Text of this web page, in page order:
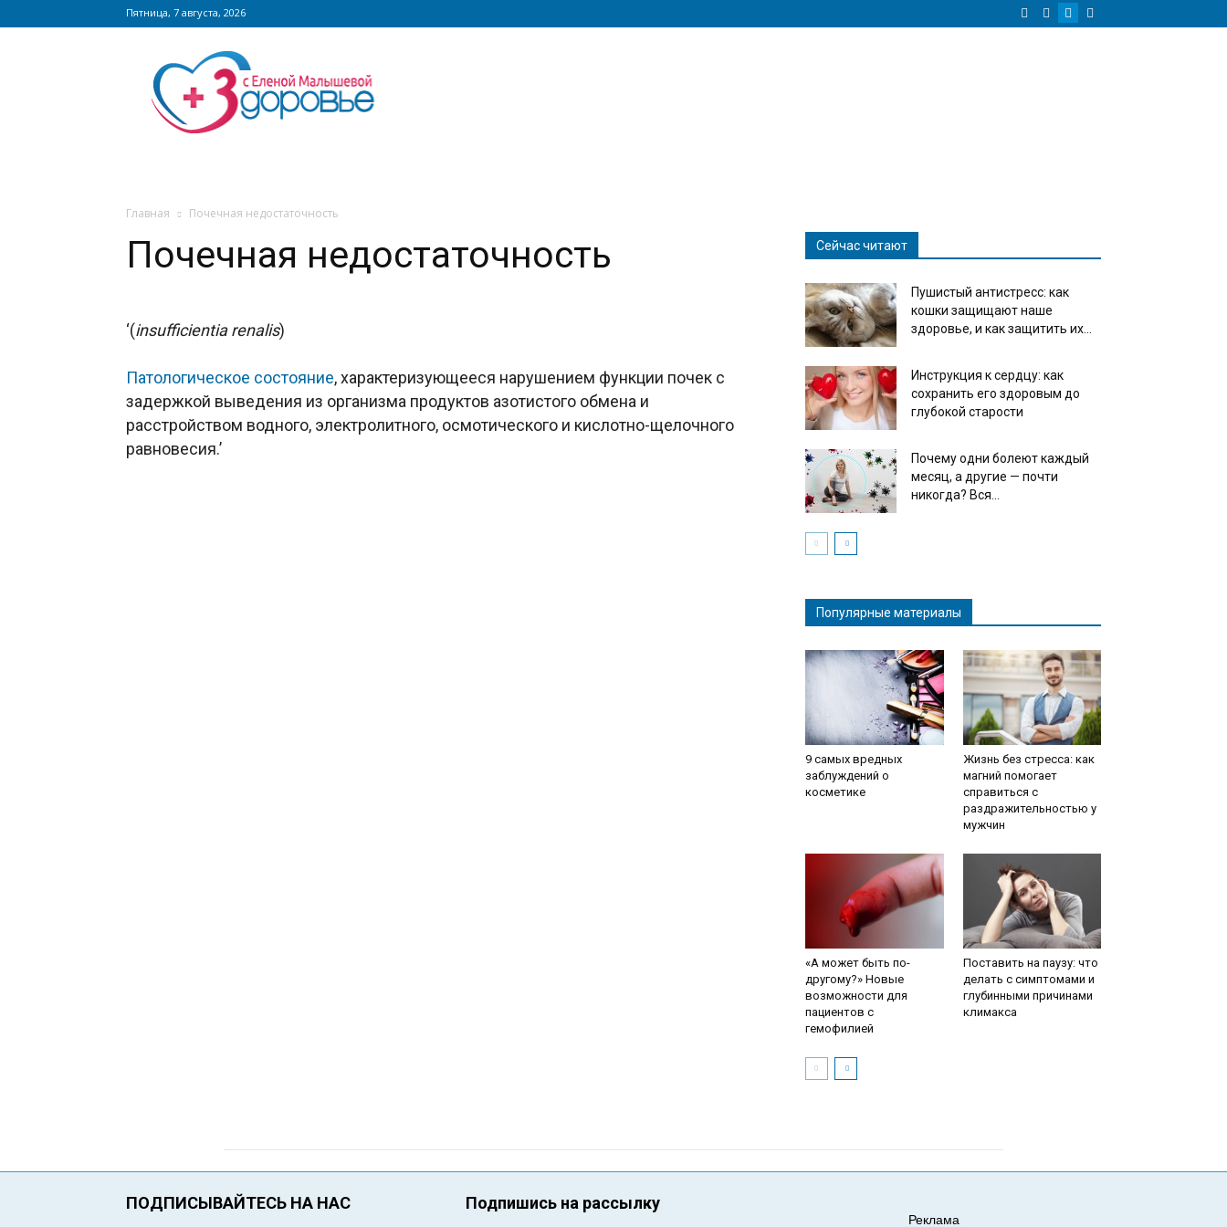
Пятница, 7 августа, 2026
Сайт
zdorovieinfo.ru
крупнейший
медицинский
Главная Почечная недостаточность
Почечная недостаточность
‘(insufficientia renalis)
Патологическое состояние, характеризующееся нарушением функции почек с
задержкой выведения из организма продуктов азотистого обмена и
расстройством водного, электролитного, осмотического и кислотно-щелочного
равновесия.’
Сейчас читают
Пушистый антистресс: как
кошки защищают наше
здоровье, и как защитить их...
Инструкция к сердцу: как
сохранить его здоровым до
глубокой старости
Почему одни болеют каждый
месяц, а другие — почти
никогда? Вся...
Популярные материалы
9 самых вредных
заблуждений о
косметике
Жизнь без стресса: как
магний помогает
справиться с
раздражительностью у
мужчин
«А может быть по-
другому?» Новые
возможности для
пациентов с
гемофилией
Поставить на паузу: что
делать с симптомами и
глубинными причинами
климакса
ПОДПИСЫВАЙТЕСЬ НА НАС Подпишись на рассылку
Реклама